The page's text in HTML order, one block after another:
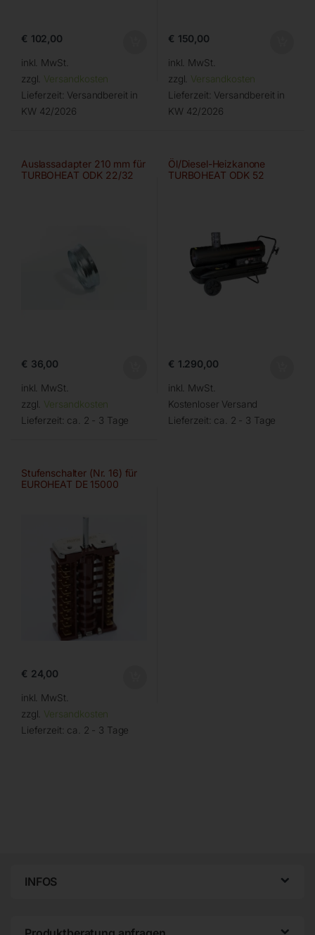
€ 102,00
inkl. MwSt.
zzgl. Versandkosten
Lieferzeit: Versandbereit in
KW 42/2026
€ 150,00
inkl. MwSt.
zzgl. Versandkosten
Lieferzeit: Versandbereit in
KW 42/2026
Auslassadapter 210 mm für
TURBOHEAT ODK 22/32
€ 36,00
inkl. MwSt.
zzgl. Versandkosten
Lieferzeit: ca. 2 - 3 Tage
Öl/Diesel-Heizkanone
TURBOHEAT ODK 52
€ 1.290,00
inkl. MwSt.
Kostenloser Versand
Lieferzeit: ca. 2 - 3 Tage
Stufenschalter (Nr. 16) für
EUROHEAT DE 15000
€ 24,00
inkl. MwSt.
zzgl. Versandkosten
Lieferzeit: ca. 2 - 3 Tage
INFOS